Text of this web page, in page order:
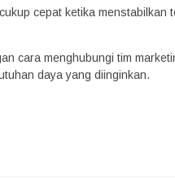
cepat ketika menstabilkan
cara menghubungi tim
daya yang diinginkan.